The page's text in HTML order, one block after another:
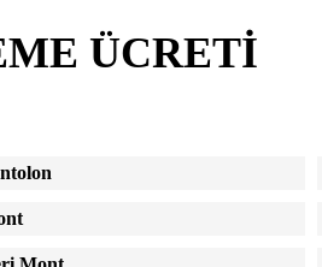
ÜCRETI